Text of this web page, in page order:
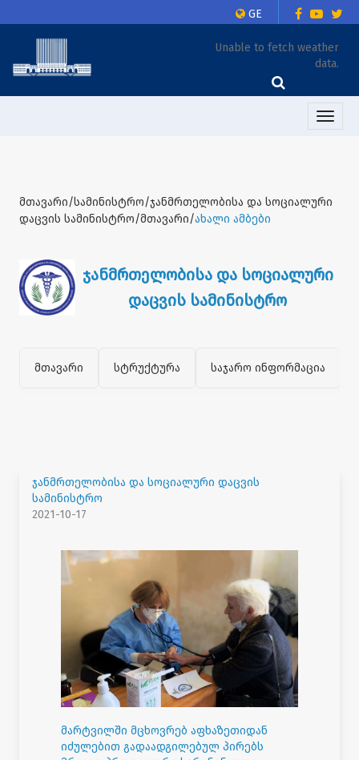
GE
Unable to fetch weather
data.
Toggle
მთავარი/სამინისტრო/ჯანმრთელობისა და სოციალური
დაცვის სამინისტრო/მთავარი/ახალი ამბები
ჯანმრთელობისა და სოციალური
დაცვის სამინისტრო
მთავარი სტრუქტურა საჯარო ინფორმაცია
ჯანმრთელობისა და სოციალური დაცვის
სამინისტრო
2021-10-17
მარტვილში მცხოვრებ აფხაზეთიდან
იძულებით გადაადგილებულ პირებს